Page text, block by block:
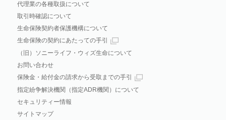
代理業の各種取扱について
取引時確認について
生命保険契約者保護機構について
生命保険の契約にあたっての手引
（旧）ソニーライフ・ウィズ生命について
お問い合わせ
保険金・給付金の請求から受取までの手引
指定紛争解決機関（指定ADR機関）について
セキュリティー情報
サイトマップ